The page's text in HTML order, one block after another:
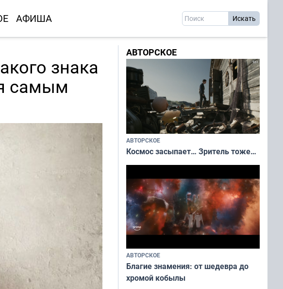
АФИША
знака
самым
АВТОРСКОЕ
АВТОРСКОЕ
Космос засыпает… Зритель тоже…
АВТОРСКОЕ
Благие знамения: от шедевра до
хромой кобылы